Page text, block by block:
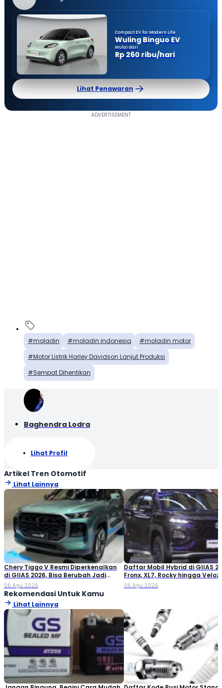
Compact EV for Modern Life
Wuling Binguo EV
Mulai dari
Rp 260 ribu/hari
Lihat Penawaran
moladin moladin indonesia
moladin motor
Motor Listrik Harley Davidson Lanjut Produksi
Sempat Dihentikan
Baghendra Lodra
Lihat Profil
Artikel Tren Otomotif
Lihat Lainnya
Chery Tiggo V Resmi Diperkenalkan
di GIIAS 2026, Bisa Berubah Jadi
Double Cabin
06 Agu 2026
Daftar Mobil Hybrid di GIIAS
Fronx, XL7, Rocky hingga Veloz!
06 Agu 2026
Rekomendasi Untuk Kamu
Lihat Lainnya